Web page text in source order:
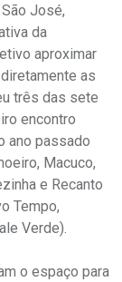
José,
da
aproximar
as
três das sete
encontro
ano passado
Macuco,
e Recanto
Tempo,
Verde).
o espaço para